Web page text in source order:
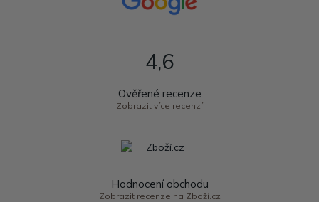
4,6
Ověřené recenze
Zobrazit více recenzí
Hodnocení obchodu
Zobrazit recenze na Zboží.cz